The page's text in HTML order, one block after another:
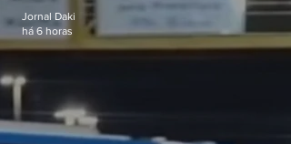
Jornal Daki
há 6 horas